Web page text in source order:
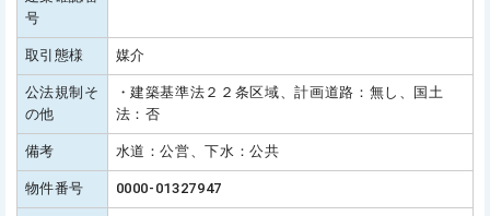
号
取引態様 媒介
公法規制そ
の他
・建築基準法２２条区域、計画道路：無し、国土
法：否
備考 水道：公営、下水：公共
物件番号 0000-01327947